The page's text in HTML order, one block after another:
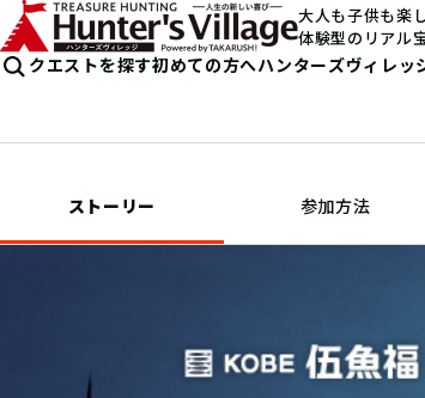
大人も子供も楽
体験型のリアル
クエストを探す初めての方へハンターズヴィレッ
ストーリー 参加方法